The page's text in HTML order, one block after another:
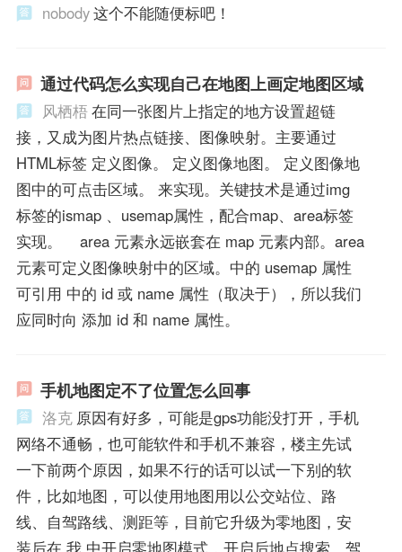
nobody这个不能随便标吧！
通过代码怎么实现自己在地图上画定地图区域
风栖梧在同一张图片上指定的地方设置超链
接，又成为图片热点链接、图像映射。主要通过
HTML标签 定义图像。 定义图像地图。 定义图像地
图中的可点击区域。 来实现。关键技术是通过img
标签的ismap 、usemap属性，配合map、area标签
实现。 area 元素永远嵌套在 map 元素内部。area
元素可定义图像映射中的区域。中的 usemap 属性
可引用 中的 id 或 name 属性（取决于），所以我们
应同时向 添加 id 和 name 属性。
手机地图定不了位置怎么回事
洛克 原因有好多，可能是gps功能没打开，手机
网络不通畅，也可能软件和手机不兼容，楼主先试
一下前两个原因，如果不行的话可以试一下别的软
件，比如地图，可以使用地图用以公交站位、路
线、自驾路线、测距等，目前它升级为零地图，安
装后在 我 中开启零地图模式，开启后地点搜索、驾